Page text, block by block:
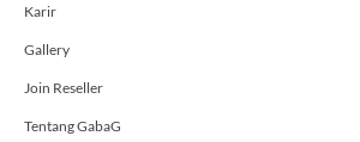
Karir
Gallery
Join Reseller
Tentang GabaG